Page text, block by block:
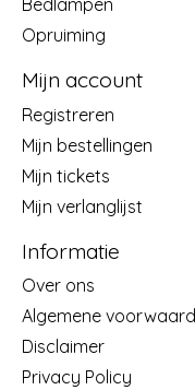
Bedlampen
Opruiming
Mijn account
Registreren
Mijn bestellingen
Mijn tickets
Mijn verlanglijst
Informatie
Over ons
Algemene
Disclaimer
Privacy Policy